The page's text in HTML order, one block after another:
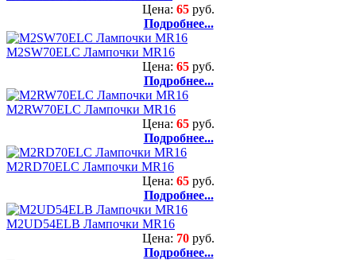
Цена: 65 руб.
Подробнее...
M2SW70ELC Лампочки MR16
Цена: 65 руб.
Подробнее...
M2RW70ELC Лампочки MR16
Цена: 65 руб.
Подробнее...
M2RD70ELC Лампочки MR16
Цена: 65 руб.
Подробнее...
M2UD54ELB Лампочки MR16
Цена: 70 руб.
Подробнее...